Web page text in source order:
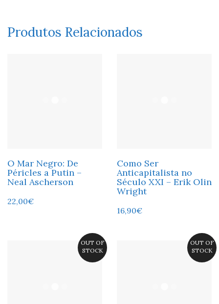
Produtos Relacionados
O Mar Negro: De
Péricles a Putin –
Neal Ascherson
22,00€
Como Ser
Anticapitalista no
Século XXI – Erik Olin
Wright
16,90€
OUT OF
STOCK
OUT OF
STOCK